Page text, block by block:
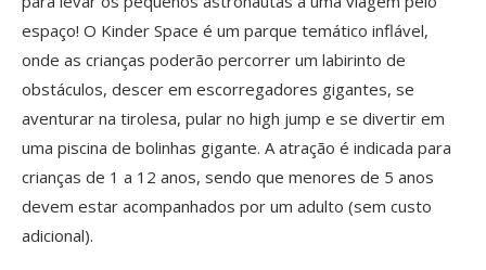
espaço! O Kinder Space é um parque temático inflável,
onde as crianças poderão percorrer um labirinto de
obstáculos, descer em escorregadores gigantes, se
aventurar na tirolesa, pular no high jump e se divertir em
uma piscina de bolinhas gigante. A atração é indicada para
crianças de 1 a 12 anos, sendo que menores de 5 anos
devem estar acompanhados por um adulto (sem custo
adicional).